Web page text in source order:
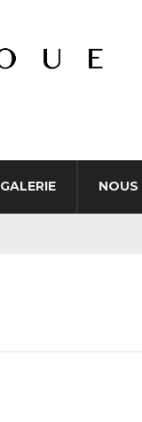
GALERIE